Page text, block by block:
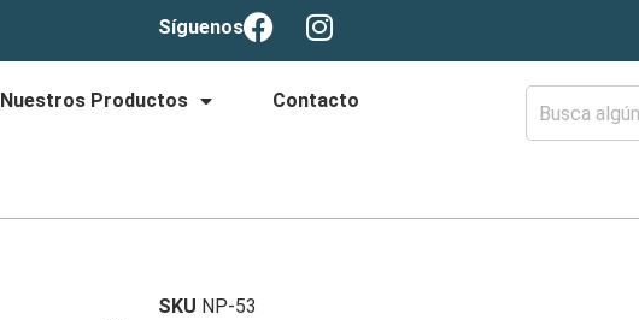
Síguenos
Nuestros Productos Contacto
SKU NP-53